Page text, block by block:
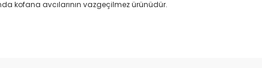
kofana avcılarının vazgeçilmez ürünüdür.